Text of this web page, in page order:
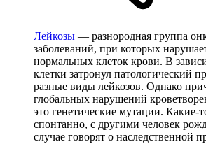
Лейкозы — разнородная группа
заболеваний, при которых
нормальных клеток крови. В
клетки затронул патологический
разные виды лейкозов. Однако
глобальных нарушений
это генетические мутации. Какие-
спонтанно, с другими человек
случае говорят о наследственной